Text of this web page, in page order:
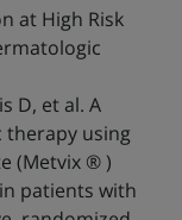
at High Risk
D, et al. A
using
(Metvix ® )
patients with